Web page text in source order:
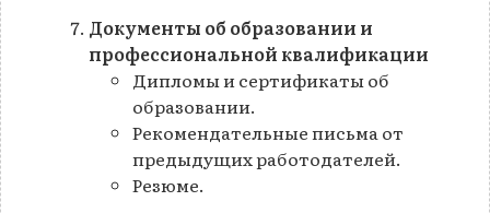
Документы об образовании и
профессиональной квалификации
Дипломы и сертификаты об
образовании.
Рекомендательные письма от
предыдущих работодателей.
Резюме.